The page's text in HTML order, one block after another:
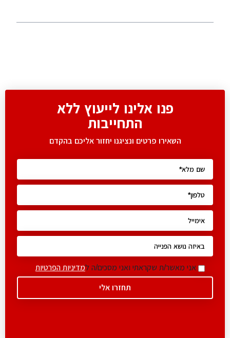
פנו אלינו לייעוץ ללא
התחייבות
השאירו פרטים ונציגנו יחזור אליכם בהקדם
אני מאשר/ת שקראתי ואני מסכים/ה למדיניות הפרטיות